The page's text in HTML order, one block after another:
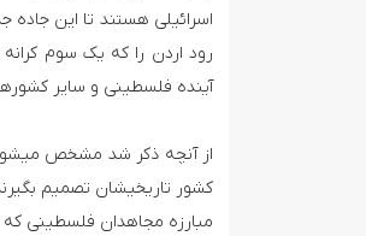
اسرائیلی هستند تا این
رود اردن را که یک‌ سوم
آینده فلسطینی و سایر
از آنچه ذکر شد مشخص
مبارزه مجاهدان فلسطینی که